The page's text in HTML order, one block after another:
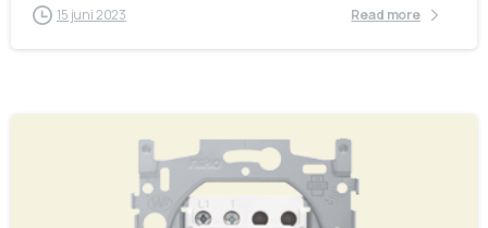
15 juni 2023 Read more